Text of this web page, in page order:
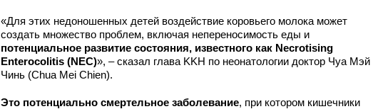
«Для этих недоношенных детей воздействие коровьего молока может
создать множество проблем, включая непереносимость еды и
потенциальное развитие состояния, известного как Necrotising
Enterocolitis (NEC)», – сказал глава KKH по неонатологии доктор Чуа Мэй
Чинь (Chua Mei Chien).
Это потенциально смертельное заболевание, при котором кишечники